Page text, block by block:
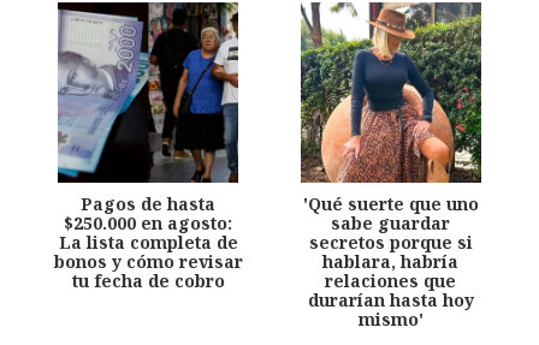
Pagos de hasta
$250.000 en agosto:
La lista completa de
bonos y cómo revisar
tu fecha de cobro
'Qué suerte que uno
sabe guardar
secretos porque si
hablara, habría
relaciones que
durarían hasta hoy
mismo'